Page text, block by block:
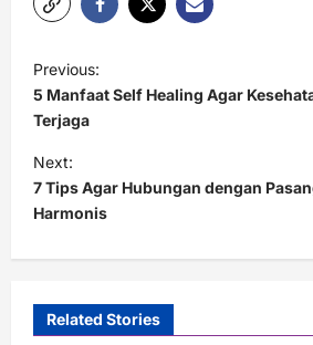
o
s
t
n
a
v
g
Previous:
5 Manfaat Self Healing Agar
Terjaga
Next:
7 Tips Agar Hubungan dengan
Harmonis
Related Stories